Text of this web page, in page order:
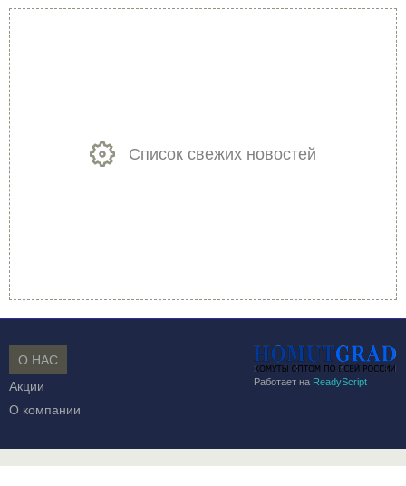
Список свежих новостей
Работает на ReadyScript
О НАС
Акции
О компании